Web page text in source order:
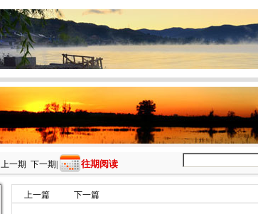
上一期 下一期 往期阅读
上一篇 下一篇